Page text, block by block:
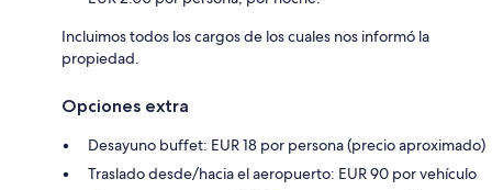
Incluimos todos los cargos de los cuales nos informó la
propiedad.
Opciones extra
Desayuno buffet: EUR 18 por persona (precio aproximado)
Traslado desde/hacia el aeropuerto: EUR 90 por vehículo